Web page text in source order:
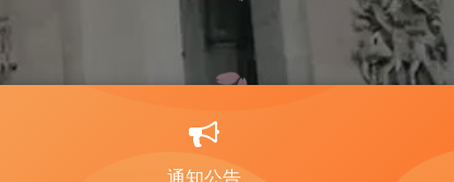
“公务员进体制根本不用考”…
通知公告